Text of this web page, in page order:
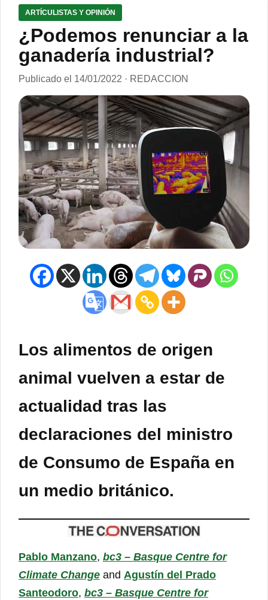
ARTÍCULISTAS Y OPINIÓN
¿Podemos renunciar a la
ganadería industrial?
Publicado el 14/01/2022 · REDACCION
Los alimentos de origen
animal vuelven a estar de
actualidad tras las
declaraciones del ministro
de Consumo de España en
un medio británico.
Pablo Manzano, bc3 – Basque Centre for
Climate Change and Agustín del Prado
Santeodoro, bc3 – Basque Centre for